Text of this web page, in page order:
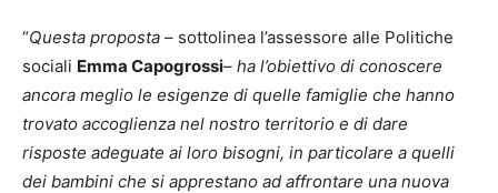
“Questa proposta – sottolinea l’assessore alle Politiche
sociali Emma Capogrossi– ha l’obiettivo di conoscere
ancora meglio le esigenze di quelle famiglie che hanno
trovato accoglienza nel nostro territorio e di dare
risposte adeguate ai loro bisogni, in particolare a quelli
dei bambini che si apprestano ad affrontare una nuova